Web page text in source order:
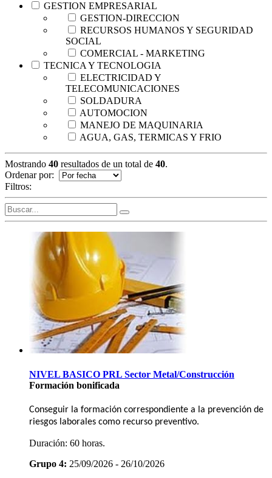
GESTION EMPRESARIAL
GESTION-DIRECCION
RECURSOS HUMANOS Y SEGURIDAD
SOCIAL
COMERCIAL - MARKETING
TECNICA Y TECNOLOGIA
ELECTRICIDAD Y
TELECOMUNICACIONES
SOLDADURA
AUTOMOCION
MANEJO DE MAQUINARIA
AGUA, GAS, TERMICAS Y FRIO
Mostrando 40 resultados de un total de 40.
Ordenar por:
Filtros:
NIVEL BASICO PRL Sector Metal/Construcción
Formación bonificada
Conseguir la formación correspondiente a la prevención de
riesgos laborales como recurso preventivo.
Duración: 60 horas.
Grupo 4: 25/09/2026 - 26/10/2026